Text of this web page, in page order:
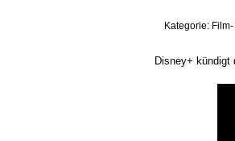
Kategorie:
Disney+ kündigt